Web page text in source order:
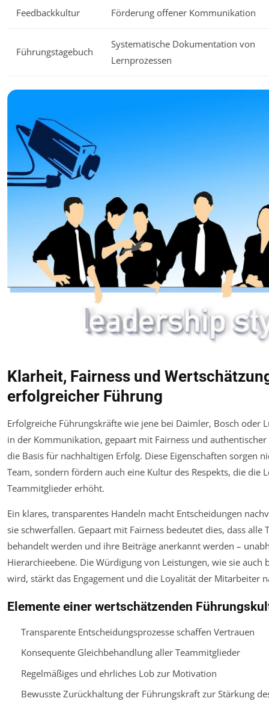
Feedbackkultur Förderung offener Kommunikation
Führungstagebuch
Systematische Dokumentation von
Lernprozessen
Klarheit, Fairness und
erfolgreicher Führung
Erfolgreiche Führungskräfte wie jene bei Daimler, Bosch oder
in der Kommunikation, gepaart mit Fairness und
die Basis für nachhaltigen Erfolg. Diese Eigenschaften sorgen
Team, sondern fördern auch eine Kultur des Respekts, die die
Teammitglieder erhöht.
Ein klares, transparentes Handeln macht Entscheidungen
sie schwerfallen. Gepaart mit Fairness bedeutet dies, dass alle
behandelt werden und ihre Beiträge anerkannt werden –
Hierarchieebene. Die Würdigung von Leistungen, wie sie auch
wird, stärkt das Engagement und die Loyalität der Mitarbeiter
Elemente einer wertschätzenden
Transparente Entscheidungsprozesse schaffen Vertrauen
Konsequente Gleichbehandlung aller Teammitglieder
Regelmäßiges und ehrliches Lob zur Motivation
Bewusste Zurückhaltung der Führungskraft zur Stärkung